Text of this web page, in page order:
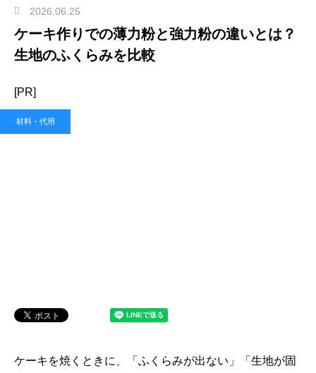
2026.06.25
ケーキ作りでの薄力粉と強力粉の違いとは？
生地のふくらみを比較
[PR]
材料・代用
ケーキを焼くときに、「ふくらみが出ない」「生地が固